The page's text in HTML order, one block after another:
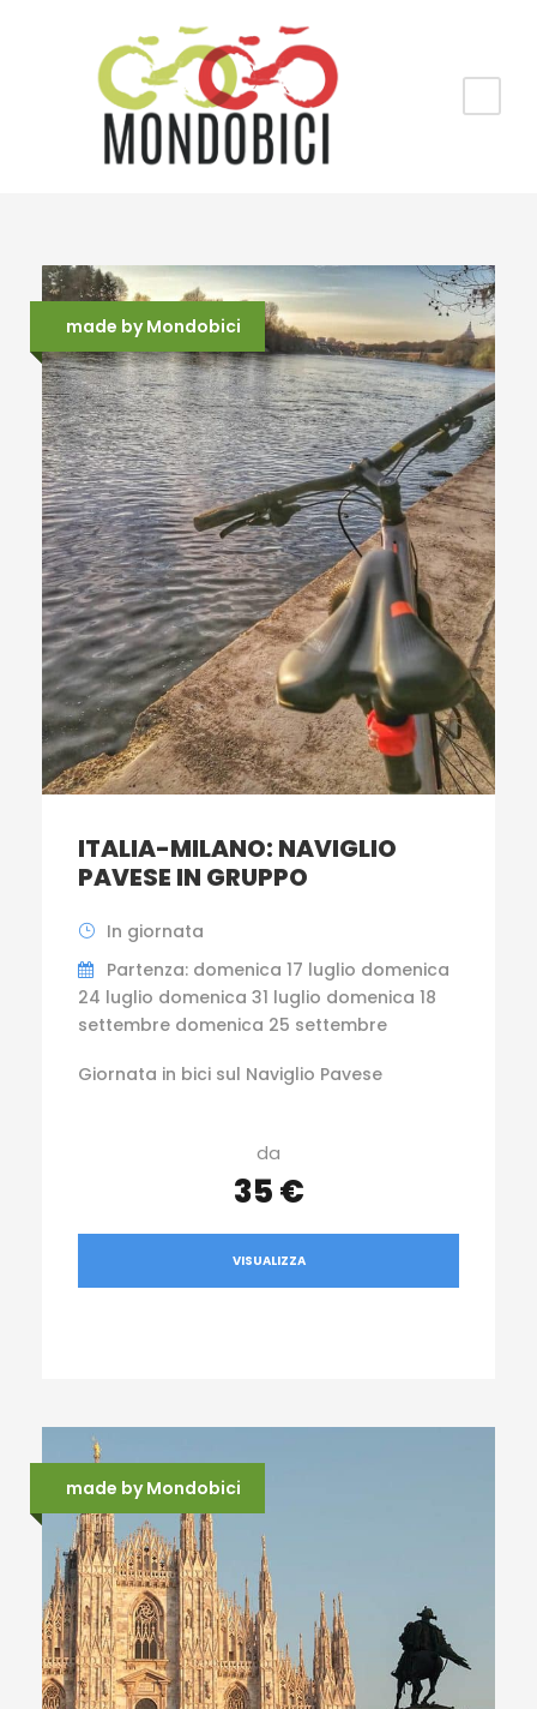
made by Mondobici
ITALIA-MILANO: NAVIGLIO
PAVESE IN GRUPPO
In giornata
Partenza: domenica 17 luglio domenica
24 luglio domenica 31 luglio domenica 18
settembre domenica 25 settembre
Giornata in bici sul Naviglio Pavese
da
35 €
VISUALIZZA
made by Mondobici